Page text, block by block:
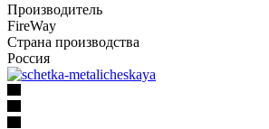
Производитель
FireWay
Страна производства
Россия